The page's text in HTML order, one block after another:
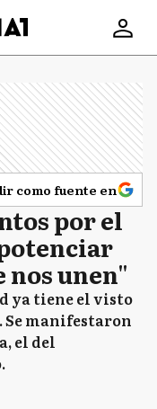
como fuente en
por el
nos unen"
ya tiene el visto
Se manifestaron
el del